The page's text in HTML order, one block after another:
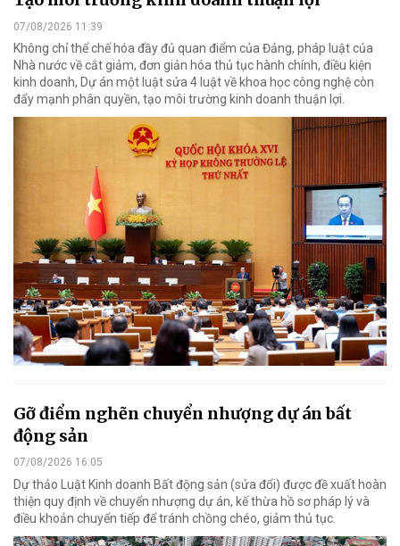
07/08/2026 11:39
Không chỉ thể chế hóa đầy đủ quan điểm của Đảng, pháp luật của
Nhà nước về cắt giảm, đơn giản hóa thủ tục hành chính, điều kiện
kinh doanh, Dự án một luật sửa 4 luật về khoa học công nghệ còn
đẩy mạnh phân quyền, tạo môi trường kinh doanh thuận lợi.
Gỡ điểm nghẽn chuyển nhượng dự án bất
động sản
07/08/2026 16:05
Dự thảo Luật Kinh doanh Bất động sản (sửa đổi) được đề xuất hoàn
thiện quy định về chuyển nhượng dự án, kế thừa hồ sơ pháp lý và
điều khoản chuyển tiếp để tránh chồng chéo, giảm thủ tục.